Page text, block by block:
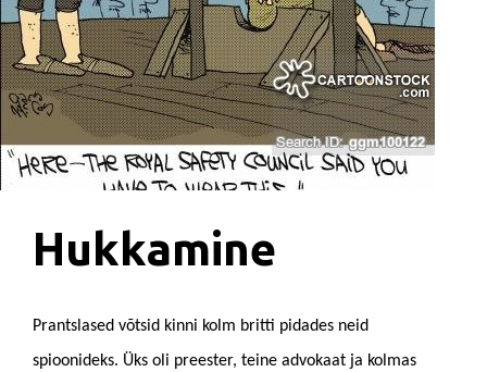
Hukkamine
Prantslased võtsid kinni kolm britti pidades neid
spioonideks. Üks oli preester, teine advokaat ja kolmas